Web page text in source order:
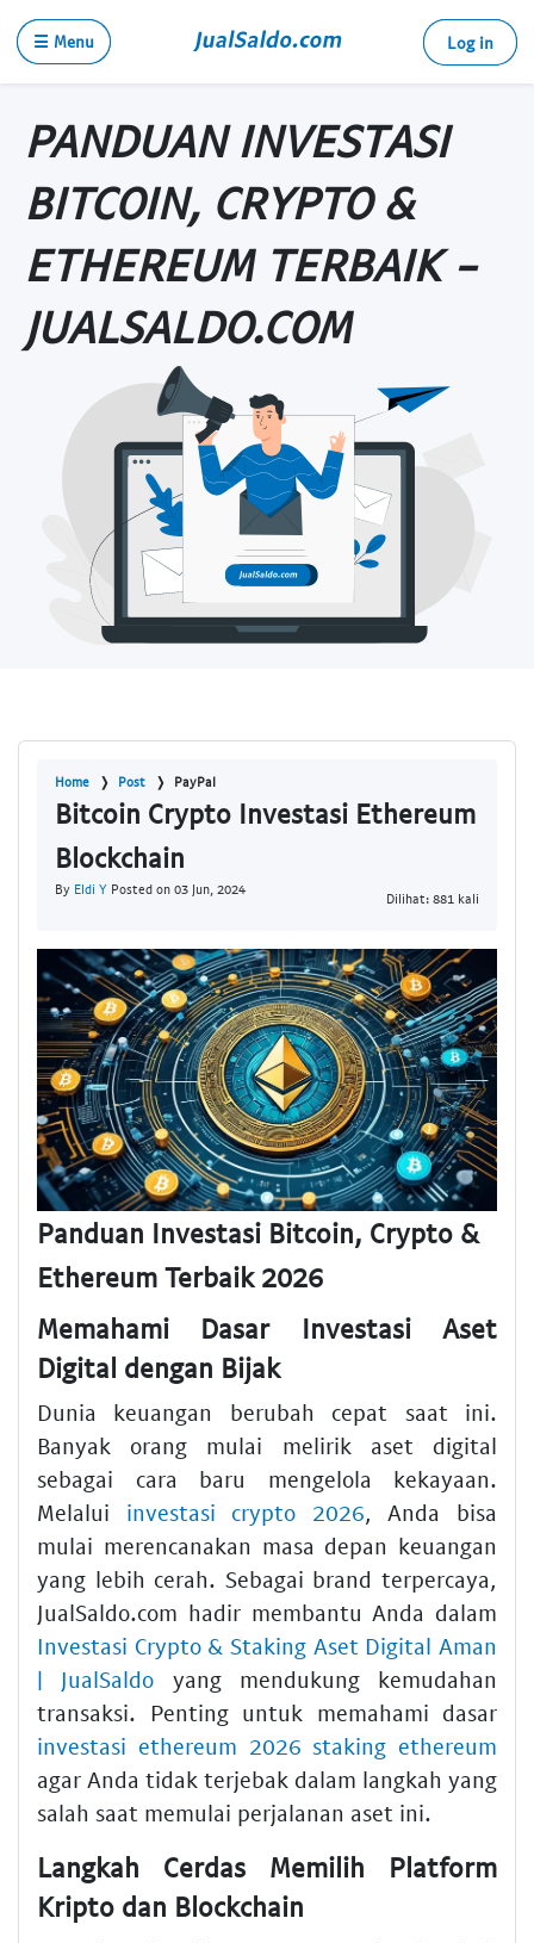
☰ Menu Log in
PANDUAN INVESTASI
BITCOIN, CRYPTO &
ETHEREUM TERBAIK -
JUALSALDO.COM
Home Post PayPal
Bitcoin Crypto Investasi Ethereum
Blockchain
By Eldi Y Posted on 03 Jun, 2024
Dilihat: 881 kali
Panduan Investasi Bitcoin, Crypto &
Ethereum Terbaik 2026
Memahami Dasar Investasi Aset
Digital dengan Bijak
Dunia keuangan berubah cepat saat ini.
Banyak orang mulai melirik aset digital
sebagai cara baru mengelola kekayaan.
Melalui investasi crypto 2026, Anda bisa
mulai merencanakan masa depan keuangan
yang lebih cerah. Sebagai brand terpercaya,
JualSaldo.com hadir membantu Anda dalam
Investasi Crypto & Staking Aset Digital Aman
| JualSaldo yang mendukung kemudahan
transaksi. Penting untuk memahami dasar
investasi ethereum 2026 staking ethereum
agar Anda tidak terjebak dalam langkah yang
salah saat memulai perjalanan aset ini.
Langkah Cerdas Memilih Platform
Kripto dan Blockchain